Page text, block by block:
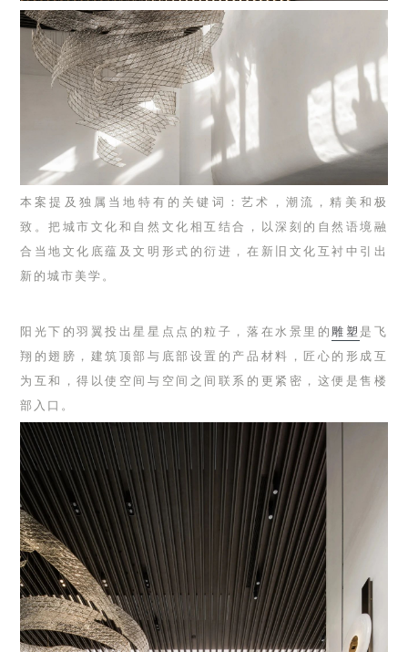
本案提及独属当地特有的关键词：艺术，潮流，精美和极
致。把城市文化和自然文化相互结合，以深刻的自然语境融
合当地文化底蕴及文明形式的衍进，在新旧文化互衬中引出
新的城市美学。
阳光下的羽翼投出星星点点的粒子，落在水景里的 雕塑 是飞
翔的翅膀，建筑顶部与底部设置的产品材料，匠心的形成互
为互和，得以使空间与空间之间联系的更紧密，这便是售楼
部入口。